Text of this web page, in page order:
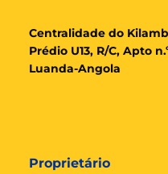
Centralidade do
Prédio U13, R/C, Apto
Luanda-Angola
Proprietário